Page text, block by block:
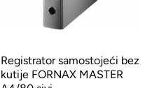
Registrator samostojeći bez
kutije FORNAX MASTER